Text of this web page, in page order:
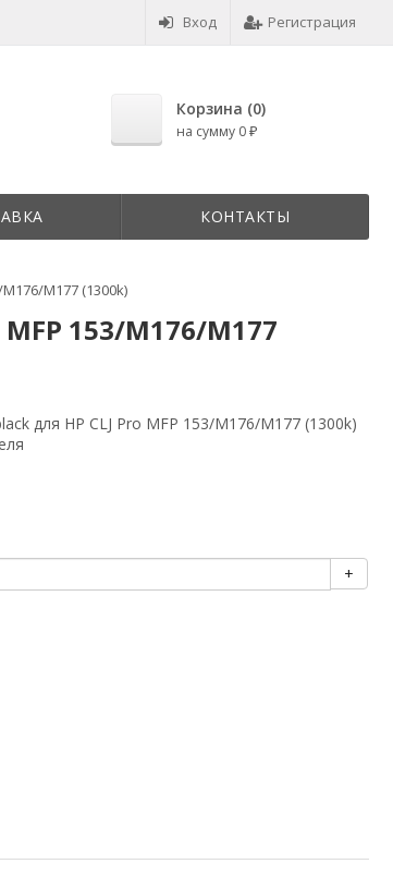
Вход Регистрация
Корзина (0)
на сумму 0 ₽
КОНТАКТЫ
M177 (1300k)
153/M176/M177
для HP CLJ Pro MFP 153/M176/M177 (1300k)
+